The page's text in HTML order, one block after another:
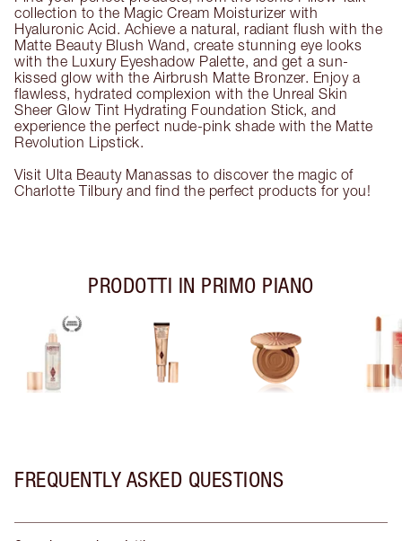
collection to the Magic Cream Moisturizer with
Hyaluronic Acid. Achieve a natural, radiant flush with the
Matte Beauty Blush Wand, create stunning eye looks
with the Luxury Eyeshadow Palette, and get a sun-
kissed glow with the Airbrush Matte Bronzer. Enjoy a
flawless, hydrated complexion with the Unreal Skin
Sheer Glow Tint Hydrating Foundation Stick, and
experience the perfect nude-pink shade with the Matte
Revolution Lipstick.
Visit Ulta Beauty Manassas to discover the magic of
Charlotte Tilbury and find the perfect products for you!
PRODOTTI IN PRIMO PIANO
FREQUENTLY ASKED QUESTIONS